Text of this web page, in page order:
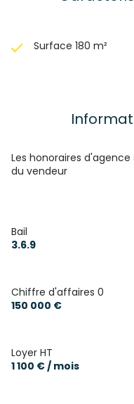
Surface 180 m²
Les honoraires
du vendeur
Bail
3.6.9
Chiffre d'affaires 0
150 000 €
Loyer HT
1 100 € / mois